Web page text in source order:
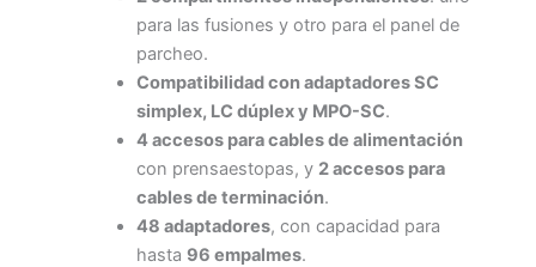
para las fusiones y otro para el panel de
parcheo.
Compatibilidad con adaptadores SC
simplex, LC dúplex y MPO-SC.
4 accesos para cables de alimentación
con prensaestopas, y 2 accesos para
cables de terminación.
48 adaptadores, con capacidad para
hasta 96 empalmes.